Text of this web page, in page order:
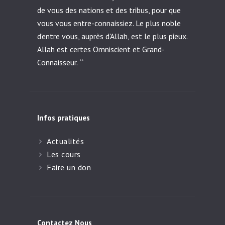
v
è
n
de vous des nations et des tribus, pour que
vous vous entre-connaissiez. Le plus noble
d'entre vous, auprès d'Allah, est le plus pieux.
Allah est certes Omniscient et Grand-
Connaisseur. ``
Infos pratiques
Actualités
Les cours
Faire un don
Contactez Nous